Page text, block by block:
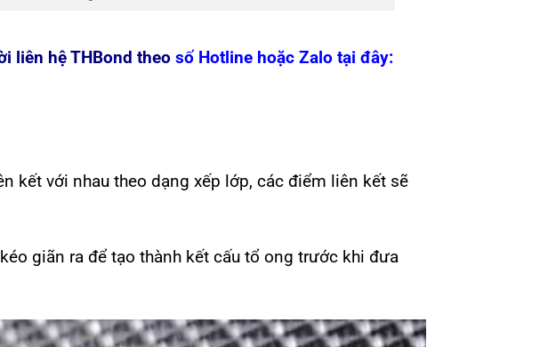
liên hệ THBond theo số Hotline hoặc Zalo tại đây:
kết với nhau theo dạng xếp lớp, các điểm liên kết sẽ
giãn ra để tạo thành kết cấu tổ ong trước khi đưa